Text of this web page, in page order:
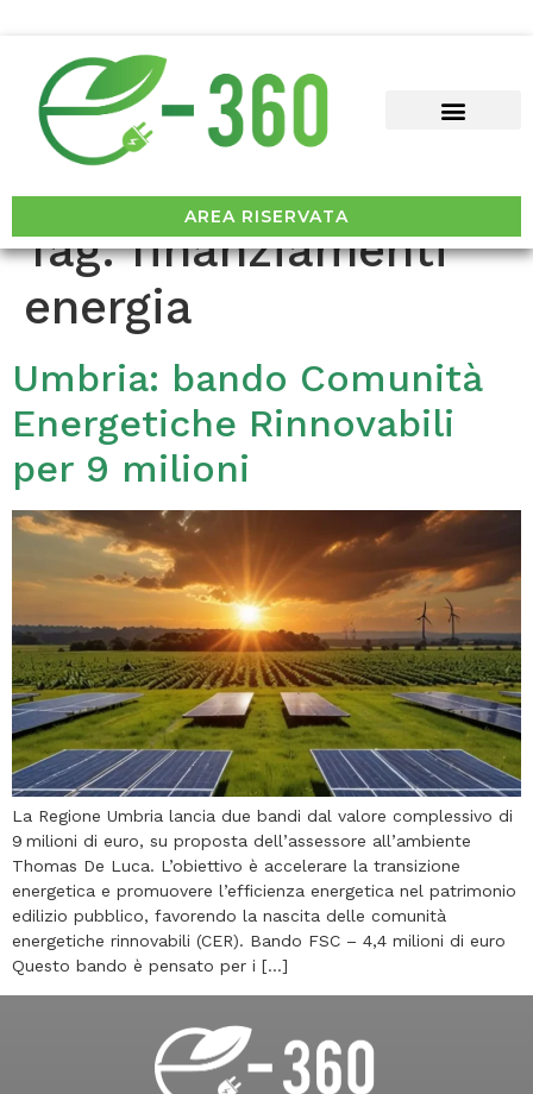
AREA RISERVATA
Tag:finanziamenti
energia
Umbria: bando Comunità
Energetiche Rinnovabili
per 9 milioni
La Regione Umbria lancia due bandi dal valore complessivo di
9 milioni di euro, su proposta dell’assessore all’ambiente
Thomas De Luca. L’obiettivo è accelerare la transizione
energetica e promuovere l’efficienza energetica nel patrimonio
edilizio pubblico, favorendo la nascita delle comunità
energetiche rinnovabili (CER). Bando FSC – 4,4 milioni di euro
Questo bando è pensato per i […]